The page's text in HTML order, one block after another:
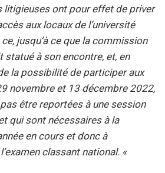
litigieuses ont pour effet de priver
aux locaux de l’université
jusqu’à ce que la commission
statué à son encontre, et, en
la possibilité de participer aux
novembre et 13 décembre 2022,
être reportées à une session
qui sont nécessaires à la
en cours et donc à
classant national. «